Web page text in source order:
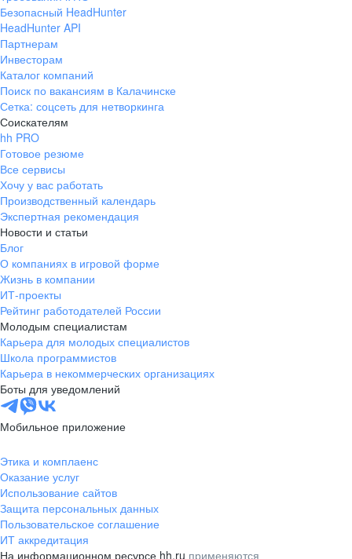
Безопасный HeadHunter
HeadHunter API
Партнерам
Инвесторам
Каталог компаний
Поиск по вакансиям в Калачинске
Сетка: соцсеть для нетворкинга
Соискателям
hh PRO
Готовое резюме
Все сервисы
Хочу у вас работать
Производственный календарь
Экспертная рекомендация
Новости и статьи
Блог
О компаниях в игровой форме
Жизнь в компании
ИТ-проекты
Рейтинг работодателей России
Молодым специалистам
Карьера для молодых специалистов
Школа программистов
Карьера в некоммерческих организациях
Боты для уведомлений
Мобильное приложение
Этика и комплаенс
Оказание услуг
Использование сайтов
Защита персональных данных
Пользовательское соглашение
ИТ аккредитация
На информационном ресурсе hh.ru применяются